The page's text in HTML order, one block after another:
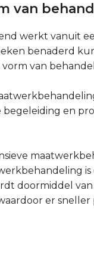
van
werkt vanuit
benaderd
van
begeleiding en
doormiddel
er